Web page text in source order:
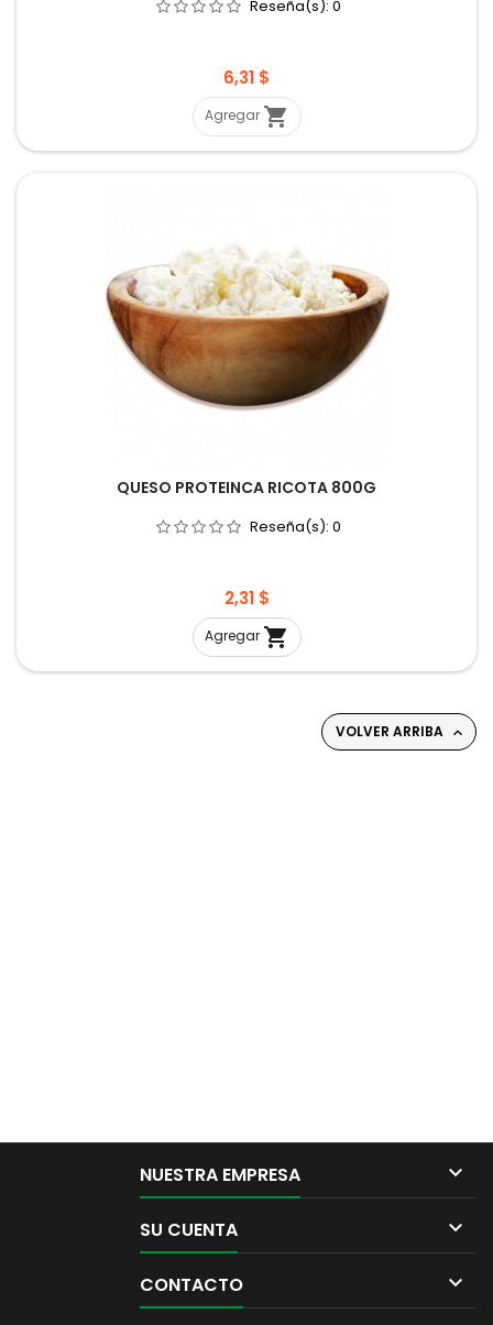
Reseña(s): 0
Precio
6,31 $
Agregar 
QUESO PROTEINCA RICOTA 800G
Reseña(s): 0
Precio
2,31 $
Agregar 
VOLVER ARRIBA 
NUESTRA EMPRESA 
SU CUENTA 
CONTACTO 